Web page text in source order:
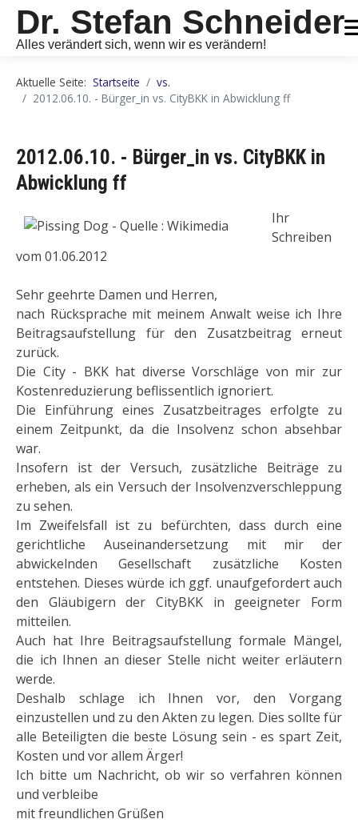
Dr. Stefan Schneider
Alles verändert sich, wenn wir es verändern!
Aktuelle Seite: Startseite
vs.
2012.06.10. - Bürger_in vs. CityBKK in Abwicklung ff
2012.06.10. - Bürger_in vs. CityBKK in
Abwicklung ff
Ihr
Schreiben
vom 01.06.2012
Sehr geehrte Damen und Herren,
nach Rücksprache mit meinem Anwalt weise ich Ihre
Beitragsaufstellung für den Zusatzbeitrag erneut
zurück.
Die City - BKK hat diverse Vorschläge von mir zur
Kostenreduzierung beflissentlich ignoriert.
Die Einführung eines Zusatzbeitrages erfolgte zu
einem Zeitpunkt, da die Insolvenz schon absehbar
war.
Insofern ist der Versuch, zusätzliche Beiträge zu
erheben, als ein Versuch der Insolvenzverschleppung
zu sehen.
Im Zweifelsfall ist zu befürchten, dass durch eine
gerichtliche Auseinandersetzung mit mir der
abwickelnden Gesellschaft zusätzliche Kosten
entstehen. Dieses würde ich ggf. unaufgefordert auch
den Gläubigern der CityBKK in geeigneter Form
mitteilen.
Auch hat Ihre Beitragsaufstellung formale Mängel,
die ich Ihnen an dieser Stelle nicht weiter erläutern
werde.
Deshalb schlage ich Ihnen vor, den Vorgang
einzustellen und zu den Akten zu legen. Dies sollte für
alle Beteiligten die beste Lösung sein - es spart Zeit,
Kosten und vor allem Ärger!
Ich bitte um Nachricht, ob wir so verfahren können
und verbleibe
mit freundlichen Grüßen